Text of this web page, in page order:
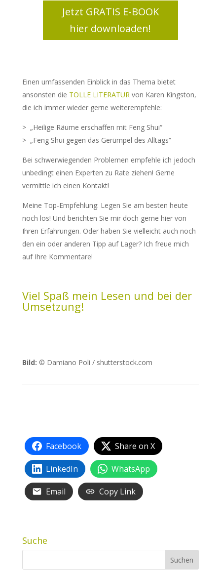
Jetzt GRATIS E-BOOK
hier downloaden!
Einen umfassenden Einblick in das Thema bietet
ansonsten die TOLLE LITERATURvon Karen Kingston,
die ich immer wieder gerne weiterempfehle:
> „Heilige Räume erschaffen mit Feng Shui“
> „Feng Shui gegen das Gerümpel des Alltags“
Bei schwerwiegenden Problemen empfehle ich jedoch
unbedingt einen Experten zu Rate ziehen! Gerne
vermittle ich einen Kontakt!
Meine Top-Empfehlung: Legen Sie am besten heute
noch los! Und berichten Sie mir doch gerne hier von
Ihren Erfahrungen. Oder haben Sie vielleicht auch noch
den ein oder anderen Tipp auf Lager? Ich freue mich
auf Ihre Kommentare!
Viel Spaß mein Lesen und bei der
Umsetzung!
Bild: © Damiano Poli / shutterstock.com
Facebook Share on X
LinkedIn WhatsApp
Email Copy Link
Suche